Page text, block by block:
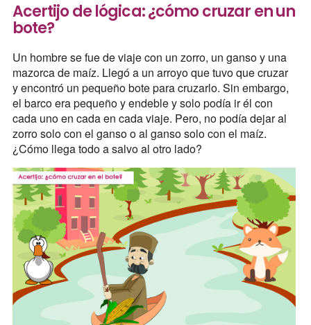
Acertijo de lógica: ¿cómo cruzar en un
bote?
Un hombre se fue de viaje con un zorro, un ganso y una
mazorca de maíz. Llegó a un arroyo que tuvo que cruzar
y encontró un pequeño bote para cruzarlo. Sin embargo,
el barco era pequeño y endeble y solo podía ir él con
cada uno en cada en cada viaje. Pero, no podía dejar al
zorro solo con el ganso o al ganso solo con el maíz.
¿Cómo llega todo a salvo al otro lado?